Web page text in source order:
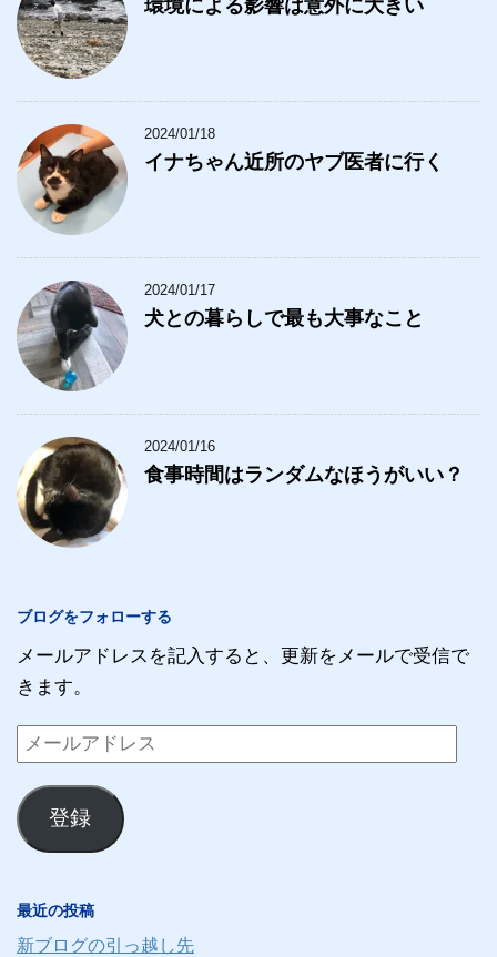
環境による影響は意外に大きい
2024/01/18
イナちゃん近所のヤブ医者に行く
2024/01/17
犬との暮らしで最も大事なこと
2024/01/16
食事時間はランダムなほうがいい？
ブログをフォローする
メールアドレスを記入すると、更新をメールで受信で
きます。
メ
ー
ル
ア
ス
登録
最近の投稿
新ブログの引っ越し先